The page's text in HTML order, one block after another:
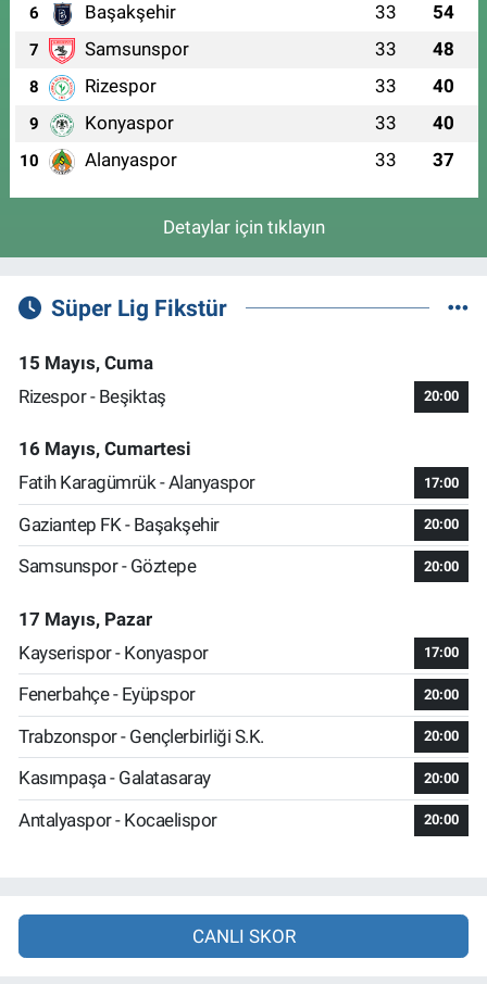
6 Başakşehir 33 54
7 Samsunspor 33 48
8 Rizespor 33 40
9 Konyaspor 33 40
10 Alanyaspor 33 37
Detaylar için tıklayın
Süper Lig Fikstür
15 Mayıs, Cuma
Rizespor - Beşiktaş
20:00
16 Mayıs, Cumartesi
Fatih Karagümrük - Alanyaspor
17:00
Gaziantep FK - Başakşehir 20:00
Samsunspor - Göztepe 20:00
17 Mayıs, Pazar
Kayserispor - Konyaspor
17:00
Fenerbahçe - Eyüpspor 20:00
Trabzonspor - Gençlerbirliği S.K. 20:00
Kasımpaşa - Galatasaray 20:00
Antalyaspor - Kocaelispor 20:00
CANLI SKOR